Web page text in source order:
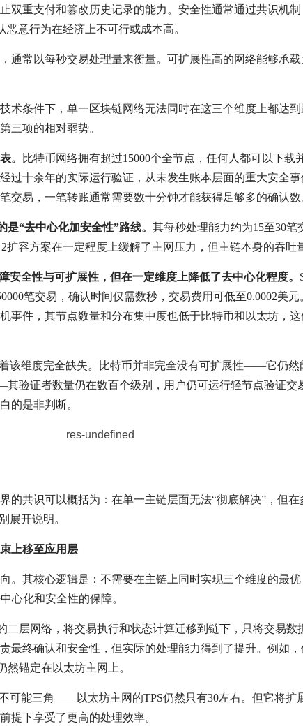
双重支付和篡改历史记录的能力。安全性通常通过共识机
意行为在经济上不可行或成本高。
通常以每秒交易处理量来衡量。可扩展性高的网络能够承
术条件下，单一区块链网络无法同时在这三个维度上都达
三项的相对弱势。
。
比特币网络拥有超过15000个全节点，任何人都可以下载
过十余年的实际运行验证，从未发生账本层面的重大安全
易，一笔转账通常需要数十分钟才能获得足够多的确认数
“去中心化加安全性”路线。 其每秒处理能力约为15至30笔
扩容方案在一定程度上缓解了主网压力，但主链本身的吞吐
全性与可扩展性，但在一定维度上降低了去中心化程度。
笔交易，确认时间仅需数秒，交易费用可低至0.0002美元
事件，其节点数量和分布集中度也低于比特币和以太坊，
该维度完全缺失。比特币并非完全没有可扩展性——它仍然
验证者数量仍在数百个级别，用户仍可运行轻节点验证交
的是非判断。
的共识可以概括为：在单一主链层面无法“彻底解决”，但
展开说明。
上移至应用层
。其核心逻辑是：不需要在主链上同时实现三个维度的最
心化和安全性的保障。
二层网络，将交易执行和状态计算迁移到链下，只将交易数
最终确认和安全性，但实际的处理能力得到了提升。例如
然锚定在以太坊主网上。
可能三角——以太坊主网的TPS仍然只有30左右。但它将扩
提下享受了更高的处理效率。